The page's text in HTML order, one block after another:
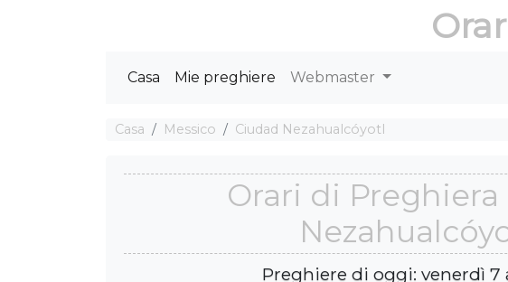
Casa Mie preghiere Webmaster
Casa Messico Ciudad Nezahualcóyotl
Orari di Preghiera
Preghiere di oggi: venerdì 7